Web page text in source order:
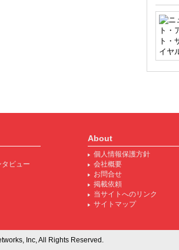
ビュー
About
個人情報保護方針
会社概要
お問合せ
掲載依頼
当サイトへのリンク
サイトマップ
Inc, All Rights Reserved.